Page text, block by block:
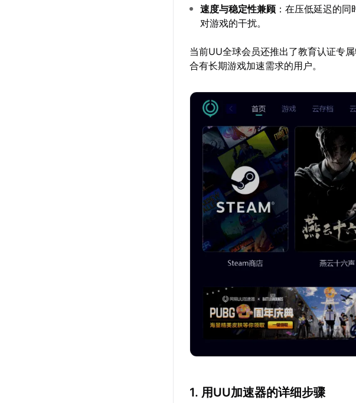
速度与稳定性兼顾 ：在压低延迟的
对游戏的干扰。
当前UU全球会员还推出了教育认证专
合有长期游戏加速需求的用户。
1. 用UU加速器的详细步骤